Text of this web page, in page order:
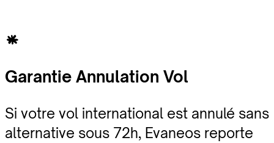
Garantie Annulation Vol
Si votre vol international est annulé sans
alternative sous 72h, Evaneos reporte